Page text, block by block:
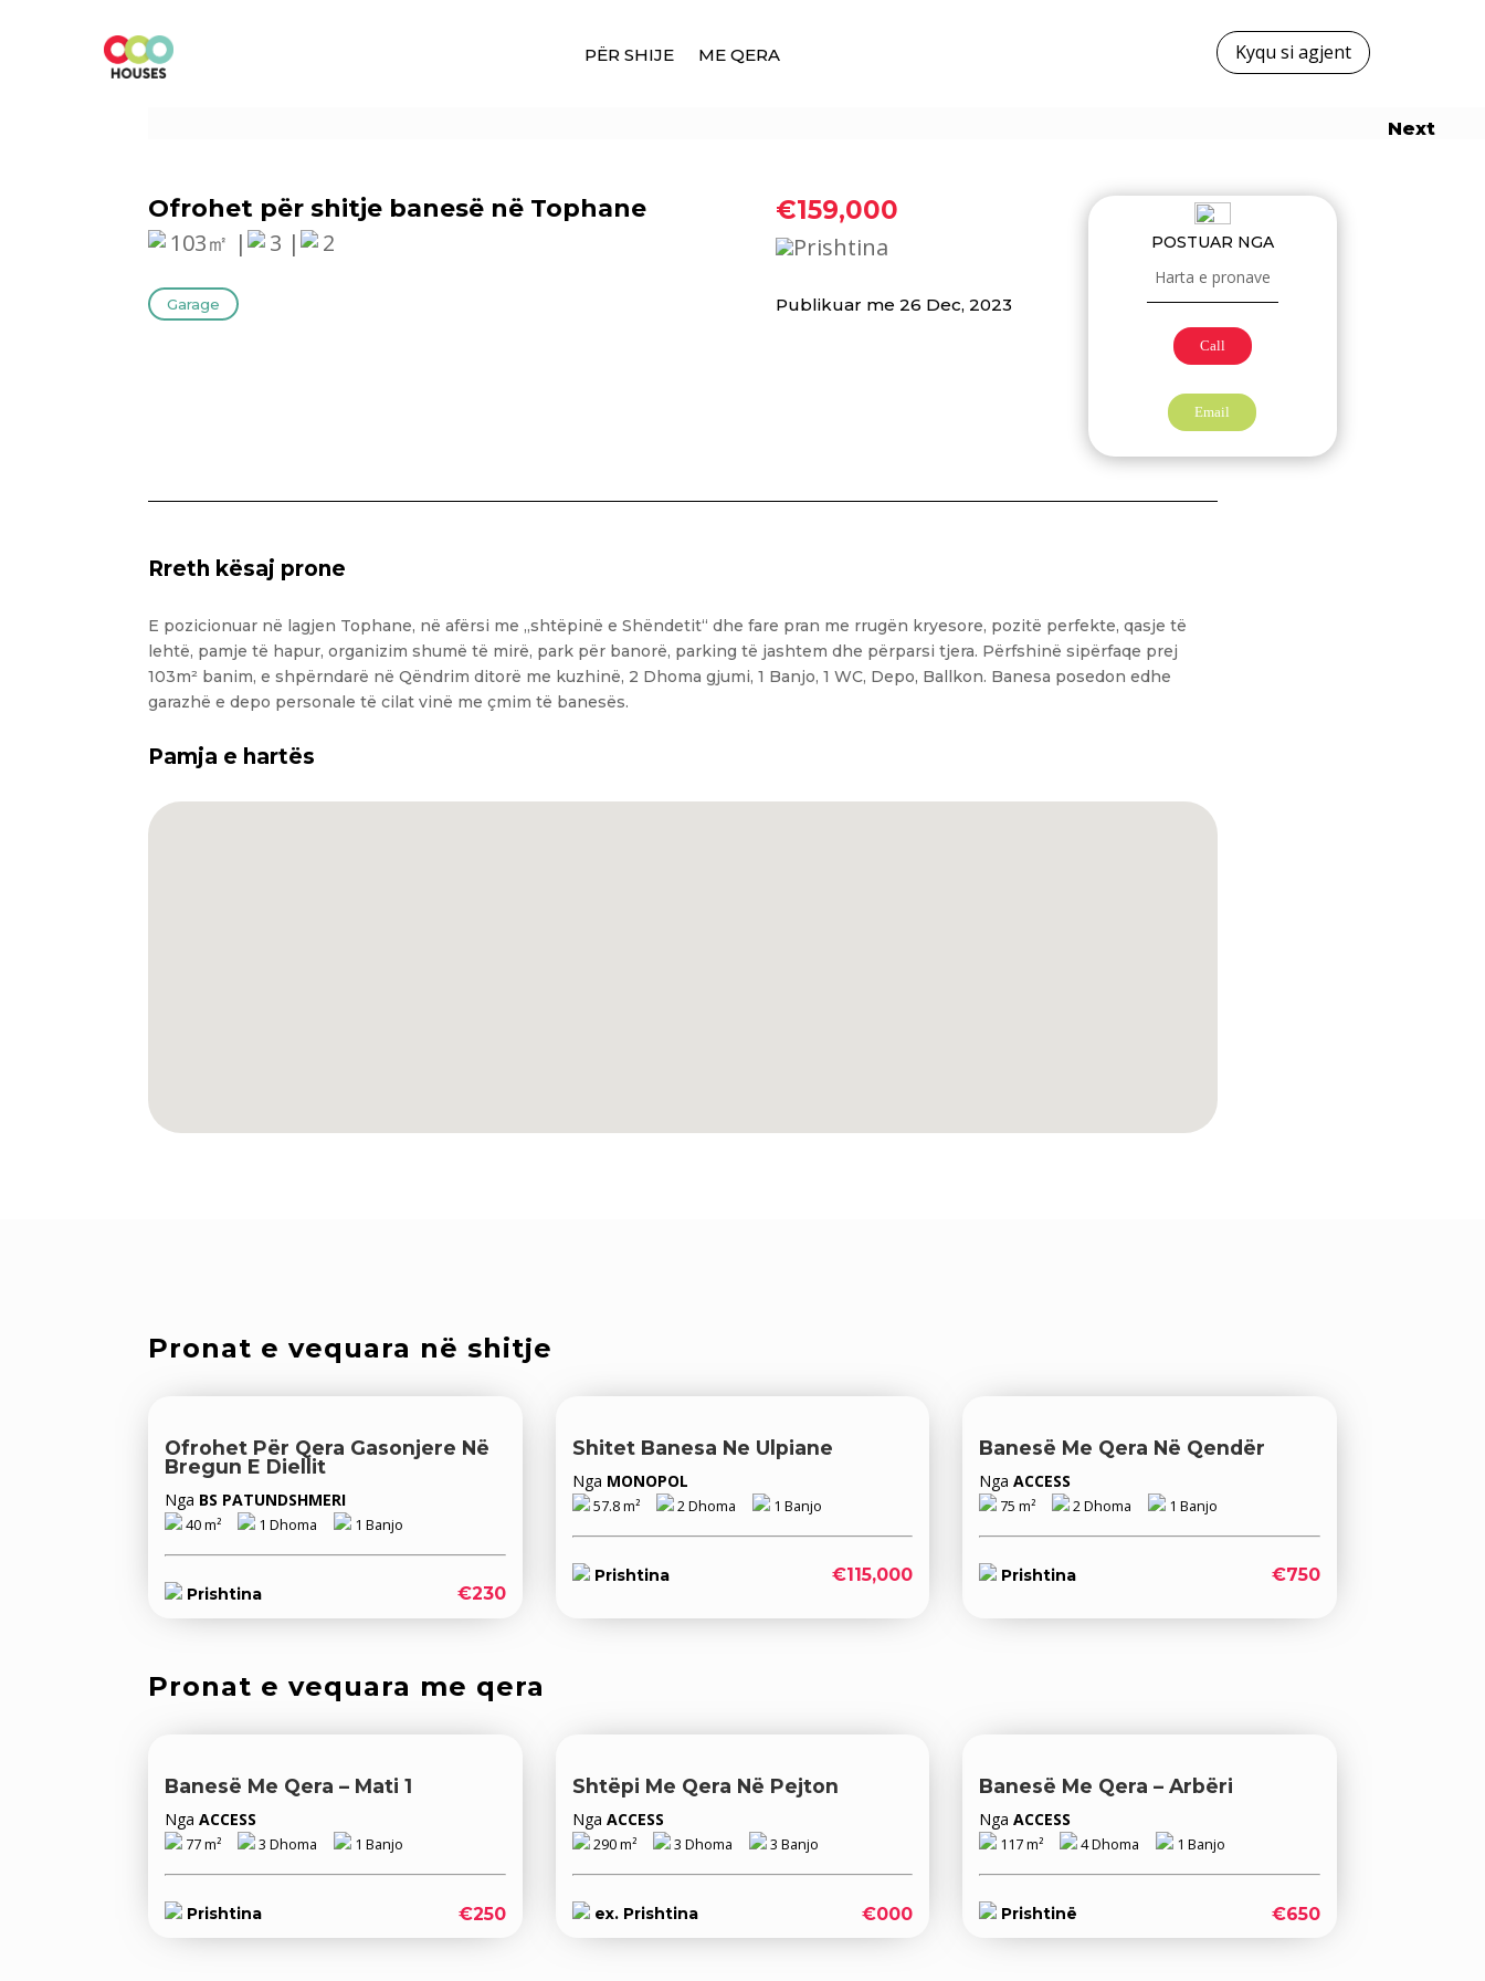
PËR SHIJE ME QERA Kyqu si agjent
Next
Ofrohet për shitje‬ banesë në Tophane
103㎡ |
3 | 2
Garage
€159,000
Prishtina
Publikuar me 26 Dec, 2023
POSTUAR NGA
Harta e pronave
Call
Email
Rreth kësaj prone
E pozicionuar në lagjen Tophane, në afërsi me „shtëpinë e Shëndetit“ dhe fare pran me rrugën kryesore, pozitë perfekte, qasje të
lehtë, pamje të hapur, organizim shumë të mirë, park për banorë, parking të jashtem dhe përparsi tjera. Përfshinë sipërfaqe prej
103m² banim, e shpërndarë në Qëndrim ditorë me kuzhinë, 2 Dhoma gjumi, 1 Banjo, 1 WC, Depo, Ballkon. Banesa posedon edhe
garazhë e depo personale të cilat vinë me çmim të banesës.
Pamja e hartës
Pronat e vequara në shitje
Ofrohet Për Qera Gasonjere Në
Bregun E Diellit
Nga BS PATUNDSHMERI
40 m² 1 Dhoma 1 Banjo
Prishtina €230
Shitet Banesa Ne Ulpiane
Nga MONOPOL
57.8 m² 2 Dhoma 1 Banjo
Prishtina €115,000
Banesë Me Qera Në Qendër
NgaACCESS
75 m² 2 Dhoma 1 Banjo
Prishtina €750
Pronat e vequara me qera
Banesë Me Qera – Mati 1
NgaACCESS
77 m² 3 Dhoma 1 Banjo
Prishtina €250
Shtëpi Me Qera Në Pejton
Nga ACCESS
290 m² 3 Dhoma 3 Banjo
ex. Prishtina €000
Banesë Me Qera – Arbëri
NgaACCESS
117 m² 4 Dhoma 1 Banjo
Prishtinë €650